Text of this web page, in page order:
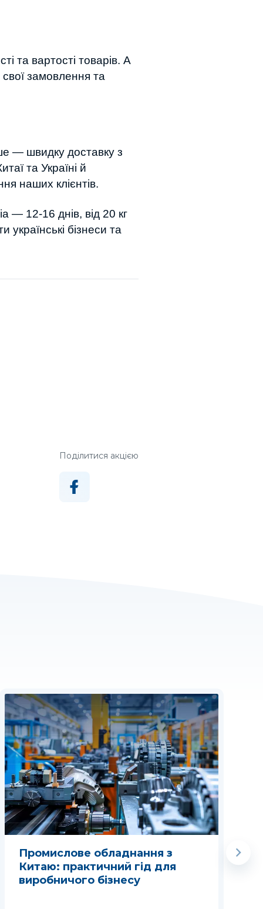
та вартості товарів. А
замовлення та
— швидку доставку з
та Україні й
наших клієнтів.
— 12-16 днів, від 20 кг
бізнеси та
Поділитися акцією
Промислове обладнання з
Китаю: практичний гід для
виробничого бізнесу